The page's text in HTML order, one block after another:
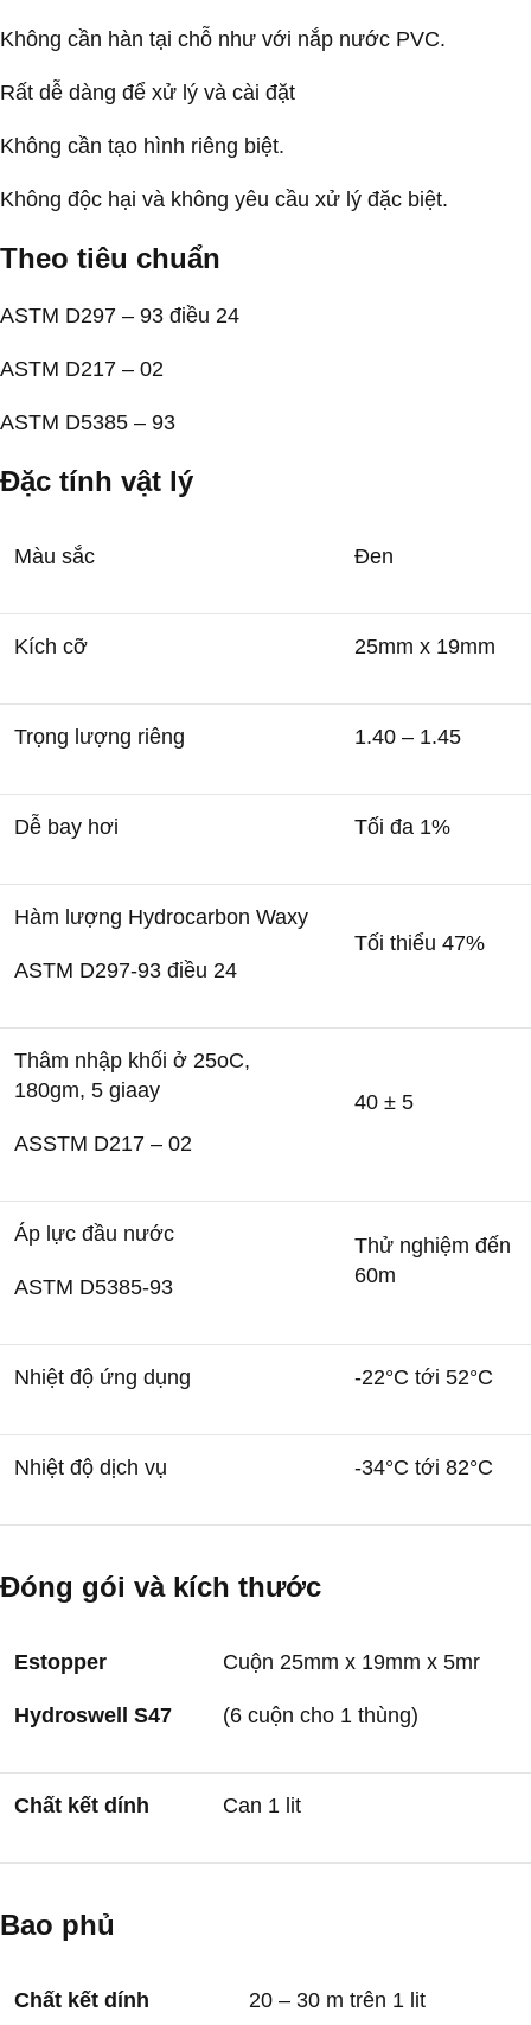
Không cần hàn tại chỗ như với nắp nước PVC.
Rất dễ dàng để xử lý và cài đặt
Không cần tạo hình riêng biệt.
Không độc hại và không yêu cầu xử lý đặc biệt.
Theo tiêu chuẩn
ASTM D297 – 93 điều 24
ASTM D217 – 02
ASTM D5385 – 93
Đặc tính vật lý
Màu sắc Đen
Kích cỡ 25mm x 19mm
Trọng lượng riêng 1.40 – 1.45
Dễ bay hơi Tối đa 1%
Hàm lượng Hydrocarbon Waxy
ASTM D297-93 điều 24
Tối thiểu 47%
Thâm nhập khối ở 25oC,
180gm, 5 giaay
ASSTM D217 – 02
40 ± 5
Áp lực đầu nước
ASTM D5385-93
Thử nghiệm đến
60m
Nhiệt độ ứng dụng -22°C tới 52°C
Nhiệt độ dịch vụ -34°C tới 82°C
Đóng gói và kích thước
Estopper
Hydroswell S47
Cuộn 25mm x 19mm x 5mr
(6 cuộn cho 1 thùng)
Chất kết dính Can 1 lit
Bao phủ
Chất kết dính 20 – 30 m trên 1 lit